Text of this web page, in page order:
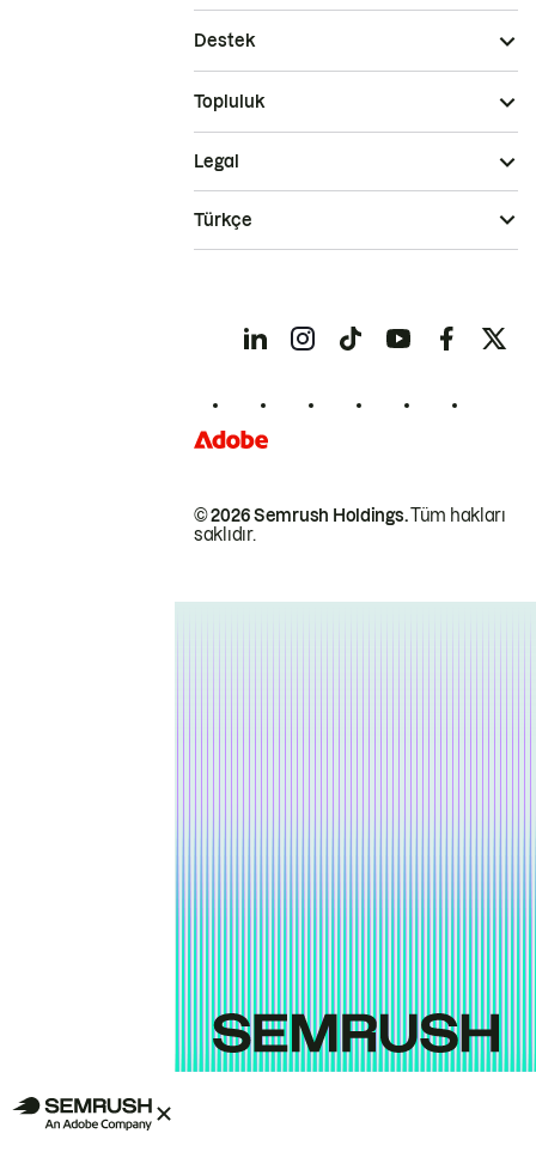
Destek
Topluluk
© 2026 Semrush Holdings.Tüm hakları
saklıdır.
Legal
Türkçe